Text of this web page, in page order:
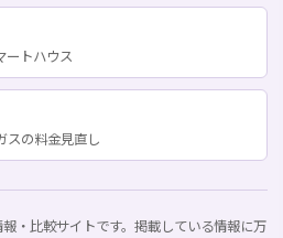
ートハウス
スの料金見直し
・比較サイトです。掲載している情報に万